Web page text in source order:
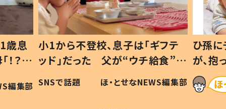
フテ
食”を
編集部
ひ孫にデレデレな80歳じいじ
が、抱っこすると…ひ孫の反応に
「涙が出ました」「可愛くて仕方な
い」
ほ・とせなNEWS編集部